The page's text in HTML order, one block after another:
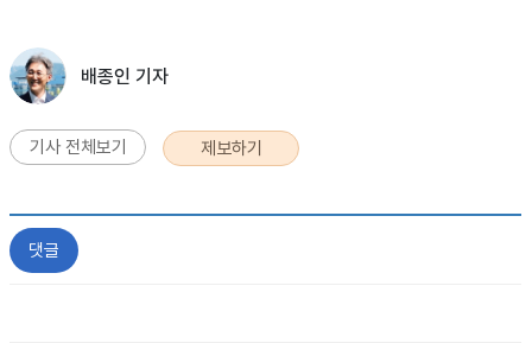
배종인 기자
기사 전체보기 제보하기
댓글